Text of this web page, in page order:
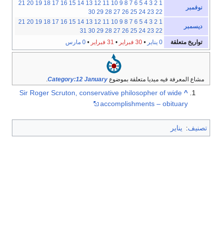
نوفمبر
1
2
3
4
5
6
7
8
9
10
11
12
13
14
15
16
17
18
19
20
21
22
23
24
25
26
27
28
29
30
ديسمبر
1
2
3
4
5
6
7
8
9
10
11
12
13
14
15
16
17
18
19
20
21
22
23
24
25
26
27
28
29
30
31
تواريخ متعلقة
0 يناير •30 فبراير • 31 فبراير •0 مارس
مشاع المعرفة فيه ميديا متعلقة بموضوعCategory:12 January
.
^
Sir Roger Scruton, conservative philosopher of wide
accomplishments – obituary
تصنيف: يناير